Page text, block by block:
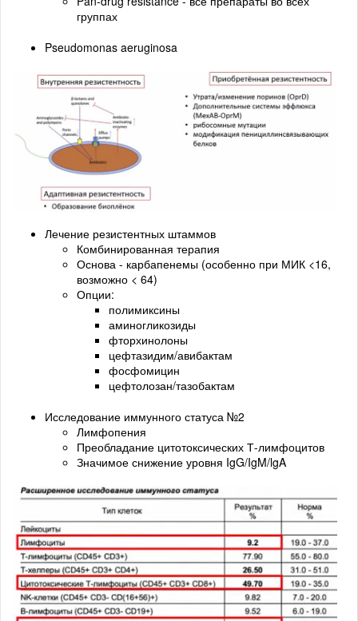
группах
Pseudomonas aeruginosa
Лечение резистентных штаммов
Комбинированная терапия
Основа - карбапенемы (особенно при МИК <16,
возможно < 64)
Опции:
полимиксины
аминогликозиды
фторхинолоны
цефтазидим/авибактам
фосфомицин
цефтолозан/тазобактам
Исследование иммунного статуса №2
Лимфопения
Преобладание цитотоксических Т-лимфоцитов
Значимое снижение уровня IgG/IgM/lgA